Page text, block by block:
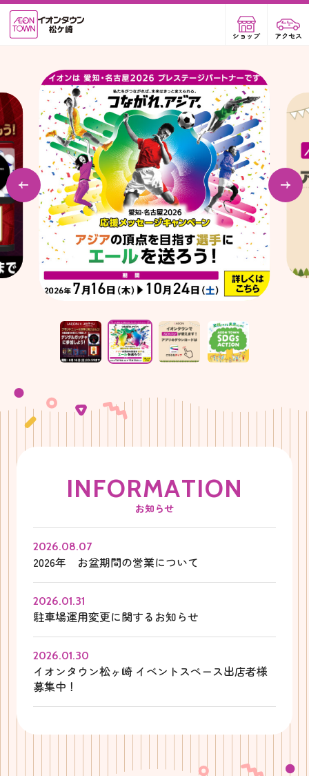
ショップ アクセス
INFORMATION
お知らせ
2026.08.07
2026年 お盆期間の営業について
2026.01.31
駐車場運用変更に関するお知らせ
2026.01.30
イオンタウン松ヶ崎 イベントスペース出店者様
募集中！